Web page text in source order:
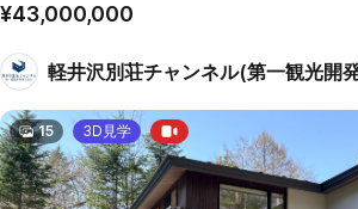
¥43,000,000
軽井沢別荘チャンネル(第一観光開
15 3D見学